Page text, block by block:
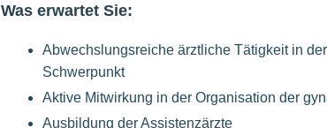
Was erwartet Sie:
Abwechslungsreiche ärztliche Tätigkeit in
Schwerpunkt
Aktive Mitwirkung in der Organisation der
Ausbildung der Assistenzärzte